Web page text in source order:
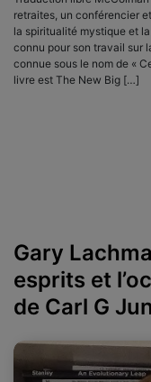
retraites, un conférencier
la spiritualité mystique et
connu pour son travail sur
connue sous le nom de «
livre est The New Big […]
Gary
esprits et
de Carl G